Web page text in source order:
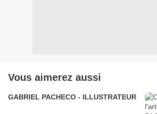
Vous aimerez aussi
GABRIEL PACHECO - ILLUSTRATEUR